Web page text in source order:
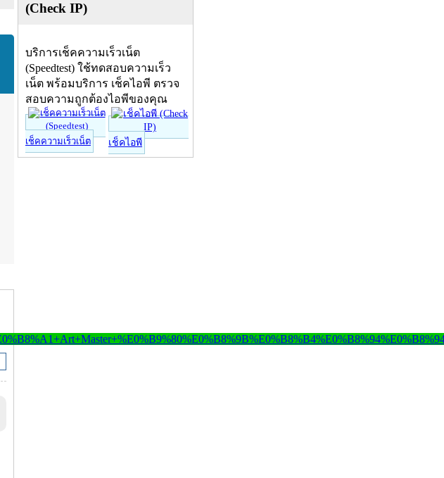
(Check IP)
บริการเช็คความเร็วเน็ต
(Speedtest) ใช้ทดสอบความเร็ว
เน็ต พร้อมบริการ เช็คไอพี ตรวจ
สอบความถูกต้องไอพีของคุณ
เช็คความเร็วเน็ต เช็คไอพี